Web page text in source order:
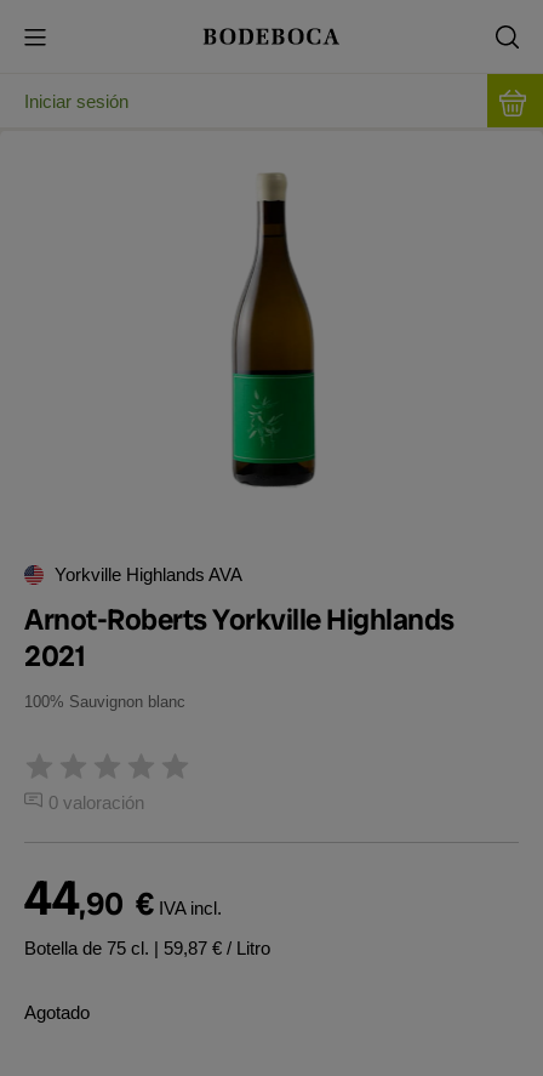
Iniciar sesión
Yorkville Highlands AVA
Arnot-Roberts Yorkville Highlands
2021
100% Sauvignon blanc
0 valoración
44,90 € IVA incl.
Botella de 75 cl. | 59,87 € / Litro
Agotado